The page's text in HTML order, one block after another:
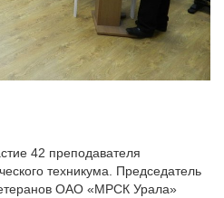
42 преподавателя
техникума. Председатель
ОАО «МРСК Урала»